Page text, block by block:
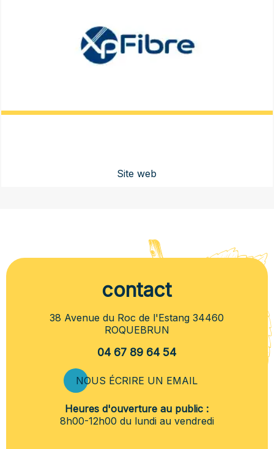
contact
38 Avenue du Roc de l'Estang 34460
ROQUEBRUN
04 67 89 64 54
NOUS ÉCRIRE UN EMAIL
Heures d'ouverture au public :
8h00-12h00 du lundi au vendredi